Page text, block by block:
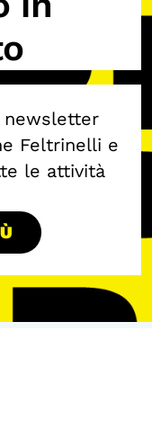
newsletter
Feltrinelli e
le attività